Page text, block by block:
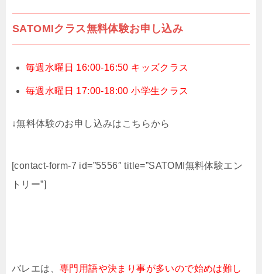
SATOMIクラス無料体験お申し込み
毎週水曜日 16:00-16:50 キッズクラス
毎週水曜日 17:00-18:00 小学生クラス
↓無料体験のお申し込みはこちらから
[contact-form-7 id=”5556″ title=”SATOMI無料体験エン
トリー”]
バレエは、 専門用語や決まり事が多いので始めは難し